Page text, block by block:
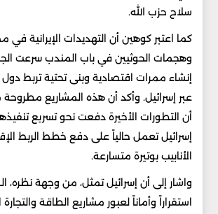
سلاح حزب الله.
كما اعتبر كوهين أن التهديدات الإيرانية
وهجمات الحوثيين في باب المندب سرعت
إنشاء ممرات اقتصادية وبنى تحتية تربط دول
عبر إسرائيل. وأكد أن هذه المشاريع مطروحة
أن التطورات الأخيرة دفعت نحو تسريع
إسرائيل تعمل حالياً على دفع خطط الربط
الأنابيب بوتيرة متسارعة.
واشار إلى أن إسرائيل تمثل، من وجهة نظره،
استقراراً وأماناً لعبور مشاريع الطاقة والتجارة